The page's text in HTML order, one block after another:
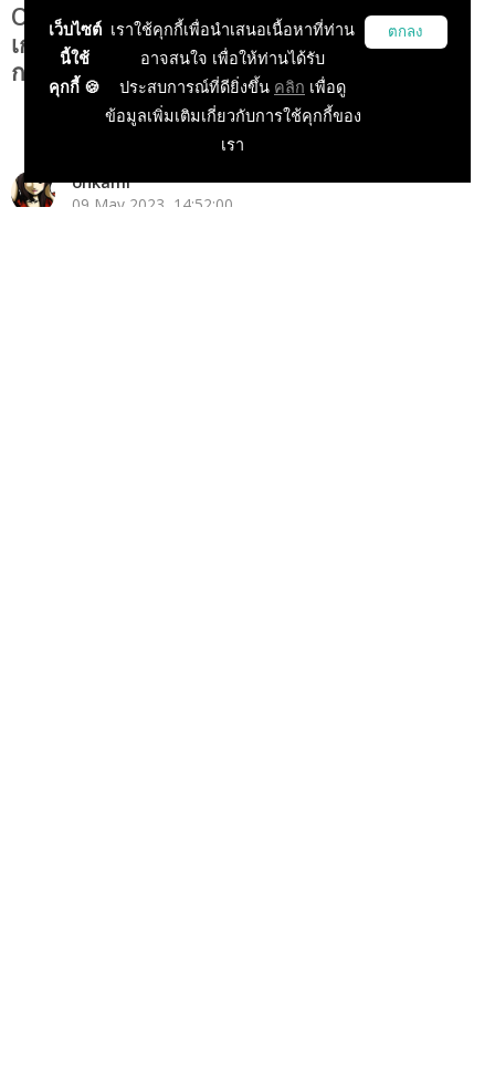
Olympic Esports Series 2023 เผยรายชื่อ 10
เกมที่ใช้ในการแข่งขันก่อนเข้ารอบชิงชนะเลิศ
กลางปีนี้!
onkami
09 May 2023, 14:52:00
เว็บไซต์
นี้ใช้
คุกกี้ 🍪
เราใช้คุกกี้เพื่อนำเสนอเนื้อหาที่ท่าน
อาจสนใจ เพื่อให้ท่านได้รับ
ประสบการณ์ที่ดียิ่งขึ้น คลิก เพื่อดู
ข้อมูลเพิ่มเติมเกี่ยวกับการใช้คุกกี้ของ
เรา
ตกลง